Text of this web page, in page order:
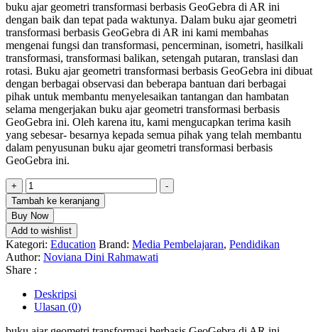
adalah:
Rp90.000.
ini
adalah:
Rp85.000.
buku ajar geometri transformasi berbasis GeoGebra di AR ini
dengan baik dan tepat pada waktunya. Dalam buku ajar geometri
transformasi berbasis GeoGebra di AR ini kami membahas
mengenai fungsi dan transformasi, pencerminan, isometri, hasilkali
transformasi, transformasi balikan, setengah putaran, translasi dan
rotasi. Buku ajar geometri transformasi berbasis GeoGebra ini dibuat
dengan berbagai observasi dan beberapa bantuan dari berbagai
pihak untuk membantu menyelesaikan tantangan dan hambatan
selama mengerjakan buku ajar geometri transformasi berbasis
GeoGebra ini. Oleh karena itu, kami mengucapkan terima kasih
yang sebesar- besarnya kepada semua pihak yang telah membantu
dalam penyusunan buku ajar geometri transformasi berbasis
GeoGebra ini.
+
Kuantitas
BUKU
AJAR
GEOMETRI
TRANSFORMASI
BERBASIS
AUGMENTED
REALITY
-
Tambah ke keranjang
Buy Now
Add to wishlist
Kategori: Education Brand: Media Pembelajaran, Pendidikan
Author: Noviana Dini Rahmawati
Share :
Deskripsi
Ulasan (0)